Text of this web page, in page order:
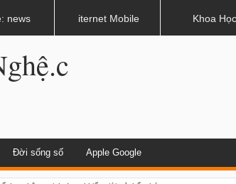
Đời sống số Apple Google
news iternet Mobile Khoa Học